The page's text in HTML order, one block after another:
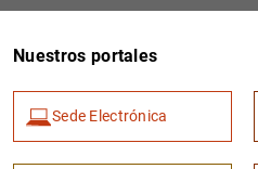
Nuestros portales
Sede Electrónica